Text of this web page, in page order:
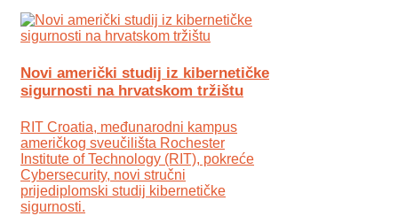
Novi američki studij iz kibernetičke
sigurnosti na hrvatskom tržištu
RIT Croatia, međunarodni kampus
američkog sveučilišta Rochester
Institute of Technology (RIT), pokreće
Cybersecurity, novi stručni
prijediplomski studij kibernetičke
sigurnosti.